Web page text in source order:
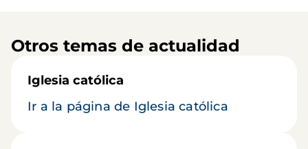
Otros temas de actualidad
Iglesia católica
Ir a la página de Iglesia católica